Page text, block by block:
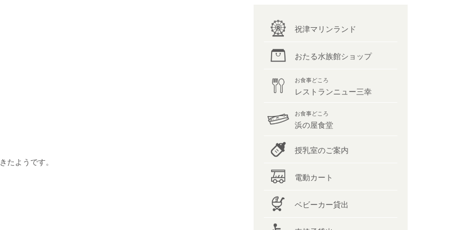
たようです。
祝津マリンランド
おたる水族館ショップ
お食事どころ
レストランニュー三幸
お食事どころ
浜の屋食堂
授乳室のご案内
電動カート
ベビーカー貸出